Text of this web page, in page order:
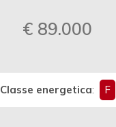
€ 89.000
Classe energetica: F